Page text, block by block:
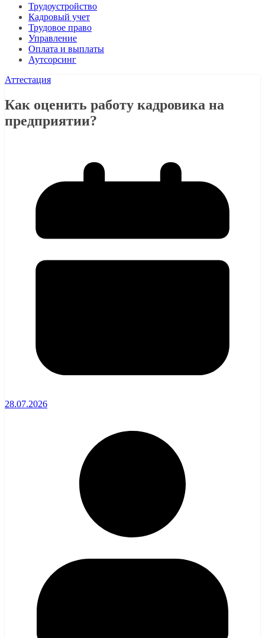
Трудоустройство
Кадровый учет
Трудовое право
Управление
Оплата и выплаты
Аутсорсинг
Аттестация
Как оценить работу кадровика на
предприятии?
28.07.2026